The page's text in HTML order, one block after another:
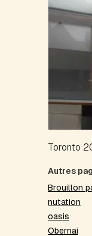
Toronto
Autres
Brouillon
nutation
oasis
Obernai